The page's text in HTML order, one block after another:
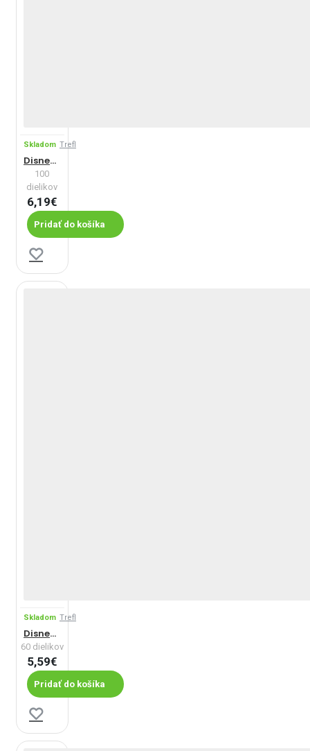
Skladom Trefl
Disney Marvel Avengers
100
dielikov
6,19€
Pridať do košíka
Skladom Trefl
Disney Princezné
60 dielikov
5,59€
Pridať do košíka